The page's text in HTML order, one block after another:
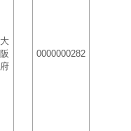
大
阪
府
0000000282